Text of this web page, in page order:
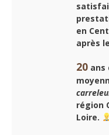
en
après
20 ans
région
Loire.